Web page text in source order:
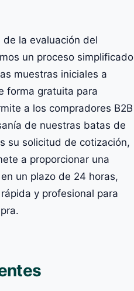
la evaluación del
un proceso simplificado
muestras iniciales a
forma gratuita para
a los compradores B2B
de nuestras batas de
su solicitud de cotización,
a proporcionar una
un plazo de 24 horas,
y profesional para